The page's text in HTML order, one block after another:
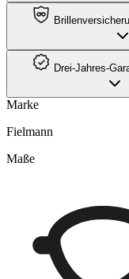
Drei-Jahres-
Marke
Fielmann
Maße